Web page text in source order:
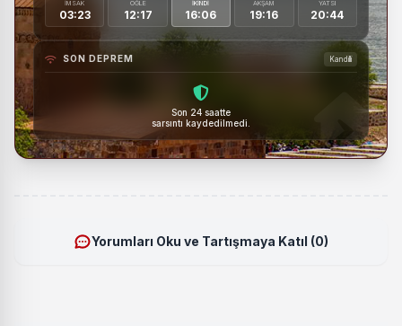
İMSAK
03:23
ÖĞLE
12:17
İKINDI
16:06
AKŞAM
19:16
YATSI
20:44
SON DEPREM Kandilli
Son 24 saatte
sarsıntı kaydedilmedi.
Yorumları Oku ve Tartışmaya Katıl (0)